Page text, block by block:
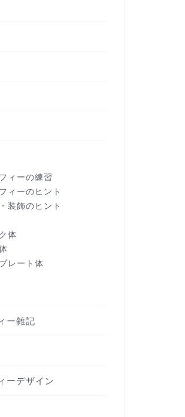
ィーの練習
ィーのヒント
装飾のヒント
体
レート体
ー雑記
ーデザイン